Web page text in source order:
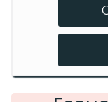
Cursos
Manejo